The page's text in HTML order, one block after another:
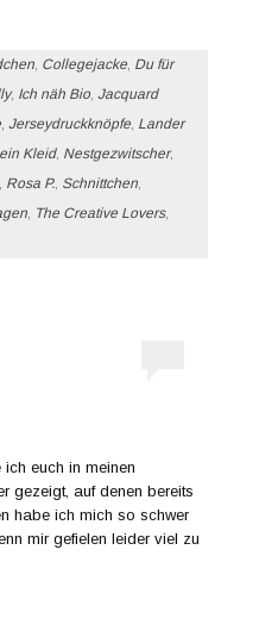
, Collegejacke, Du für
, Ich näh Bio,Jacquard
,Jerseydruckknöpfe, Lander
Kleid, Nestgezwitscher,
, Rosa P., Schnittchen,
, The Creative Lovers,
euch in meinen
gezeigt, auf denen bereits
habe ich mich so schwer
mir gefielen leider viel zu